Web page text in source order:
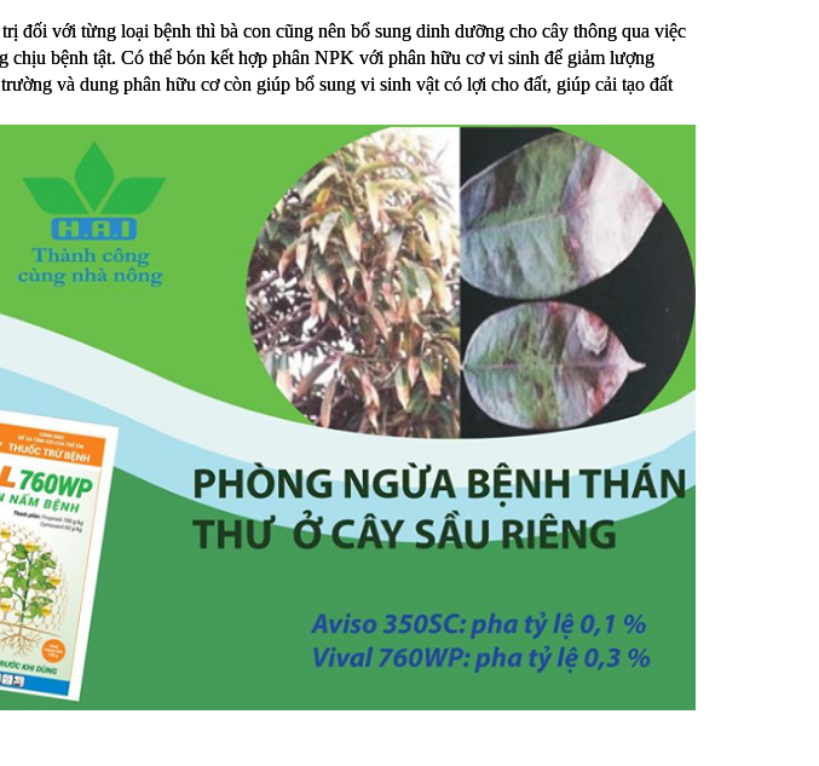
đối với từng loại bệnh thì bà con cũng nên bổ sung dinh dưỡng cho cây thông qua việc
chịu bệnh tật. Có thể bón kết hợp phân NPK với phân hữu cơ vi sinh để giảm lượng
và dung phân hữu cơ còn giúp bổ sung vi sinh vật có lợi cho đất, giúp cải tạo đất